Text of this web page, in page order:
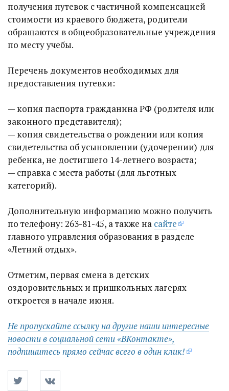
получения путевок с частичной компенсацией
стоимости из краевого бюджета, родители
обращаются в общеобразовательные учреждения
по месту учебы.
Перечень документов необходимых для
предоставления путевки:
— копия паспорта гражданина РФ (родителя или
законного представителя);
— копия свидетельства о рождении или копия
свидетельства об усыновлении (удочерении) для
ребенка, не достигшего 14-летнего возраста;
— справка с места работы (для льготных
категорий).
Дополнительную информацию можно получить
по телефону: 263-81-45, а также на сайте
главного управления образования в разделе
«Летний отдых»​.
Отметим, первая смена в детских
оздоровительных и пришкольных лагерях
откроется в начале июня.
Не пропускайте ссылку на другие наши интересные
новости в социальной сети «ВКонтакте»,
подпишитесь прямо сейчас всего в один клик!